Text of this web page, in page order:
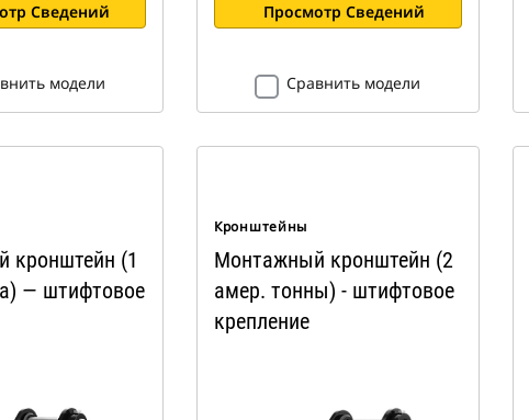
Сведений
модели
Просмотр Сведений
Сравнить модели
кронштейн (1
— штифтовое
Кронштейны
Монтажный кронштейн (2
амер. тонны) - штифтовое
крепление